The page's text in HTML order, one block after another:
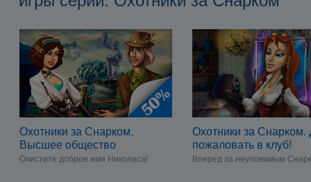
Охотники за Снарком.
Высшее общество
Очистите доброе имя Николаса!
Охотники за Снарком.
пожаловать в клуб!
Вперед за неуловимым